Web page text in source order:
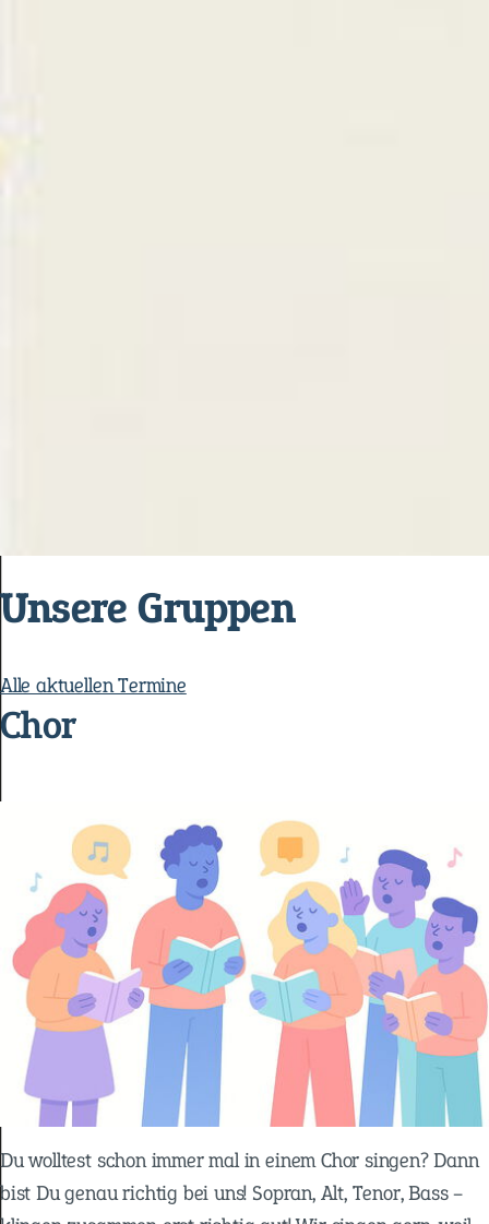
Unsere Gruppen
Alle aktuellen Termine
Chor
Du wolltest schon immer mal in einem Chor singen? Dann
bist Du genau richtig bei uns! Sopran, Alt, Tenor, Bass –